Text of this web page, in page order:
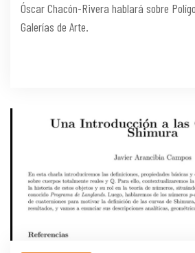
Óscar Chacón-Rivera hablará sobre
Galerías de Arte.